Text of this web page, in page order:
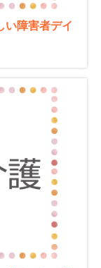
い障害者デイ